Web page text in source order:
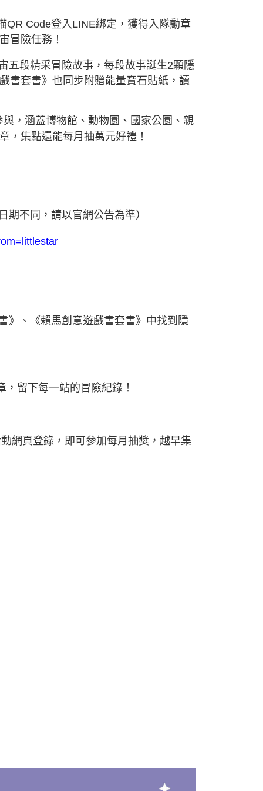
QR Code登入LINE綁定，獲得入隊勳章
冒險任務！
五段精采冒險故事，每段故事誕生2顆隱
書套書》也同步附贈能量寶石貼紙，讀
，涵蓋博物館、動物園、國家公園、親
，集點還能每月抽萬元好禮！
不同，請以官網公告為準）
》、《賴馬創意遊戲書套書》中找到隱
留下每一站的冒險紀錄！
網頁登錄，即可參加每月抽獎，越早集